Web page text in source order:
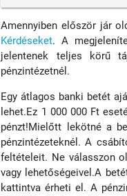
Amennyiben először jár
Kérdéseket. A
jelentenek teljes körű
pénzintézetnél.
Egy átlagos banki betét
lehet.Ez 1 000 000 Ft
pénzt!Mielőtt lekötné a
pénzintézeteknél. A
feltételeit. Ne válasszon
vagy lehetőségeivel.A
kattintva érheti el. A